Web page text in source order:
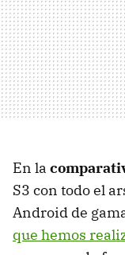
En la
S3 con todo el
Android de
que hemos